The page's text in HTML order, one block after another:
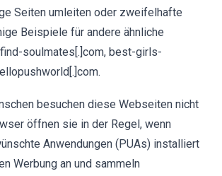
Seiten umleiten oder zweifelhafte
Beispiele für andere ähnliche
soulmates[.]com, best-girls-
besuchen diese Webseiten nicht
öffnen sie in der Regel, wenn
Anwendungen (PUAs) installiert
Werbung an und sammeln